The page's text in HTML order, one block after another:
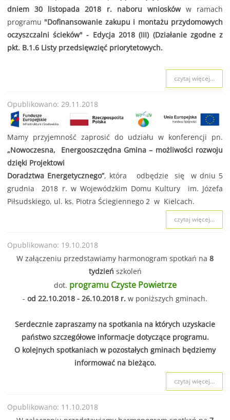
dniem 30 listopada 2018 r. naboru wniosków w ramach
programu "Dofinansowanie zakupu i montażu przydomowych
oczyszczalni ścieków" - Edycja 2018 (III) (Działanie zgodne z
pkt. B.1.6 Listy przedsięwzięć priorytetowych.
czytaj więcej...
Opublikowano: 29.11.2018
Mamy przyjemność zaprosić do udziału w konferencji pn.
„Nowoczesna, Energooszczędna Gmina – możliwości rozwoju
dzięki Projektowi
Doradztwa Energetycznego”, która odbędzie się w dniu 5
grudnia 2018 r. w Wojewódzkim Domu Kultury im. Józefa
Piłsudskiego, ul. ks. Piotra Ściegiennego 2 w Kielcach.
czytaj więcej...
Opublikowano: 19.10.2018
W załączeniu przedstawiamy harmonogram spotkań na 8
tydzień szkoleń
dot. programu Czyste Powietrze
- od 22.10.2018 - 26.10.2018 r. w poniższych gminach.
Serdecznie zapraszamy na spotkania na których uzyskacie
państwo szczegółowe informacje dotyczące programu.
O kolejnych spotkaniach w pozostałych gminach będziemy
informować na bieżąco.
czytaj więcej...
Opublikowano: 11.10.2018